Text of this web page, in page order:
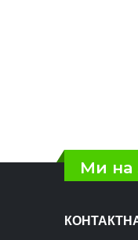
Ми на